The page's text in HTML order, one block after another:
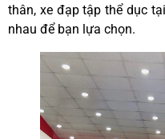
thân, xe đạp tập thể dục
nhau để bạn lựa chọn.